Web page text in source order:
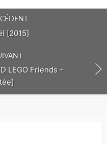
[2015]
LEGO Friends -